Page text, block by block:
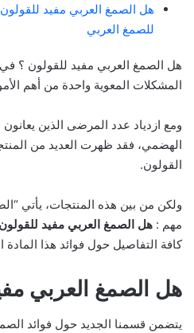
هل الصمغ العربي مفيد للقولون؟
للصمغ العربي
هل الصمغ العربي مفيد للقولون ؟ في
المشكلات المعوية واحدة من أهم
ومع ازدياد عدد المرضى الذين
الهضمي، فقد ظهرت العديد من
القولون.
ولكن من بين هذه المنتجات، يأتي
مهم : هل الصمغ العربي مفيد للقولون
كافة التفاصيل حول فوائد هذا
هل الصمغ العربي
يتضمن قسمنا الجديد حول فوائد